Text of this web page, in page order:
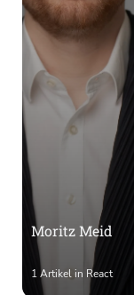
Moritz Meid
1 Artikel in React